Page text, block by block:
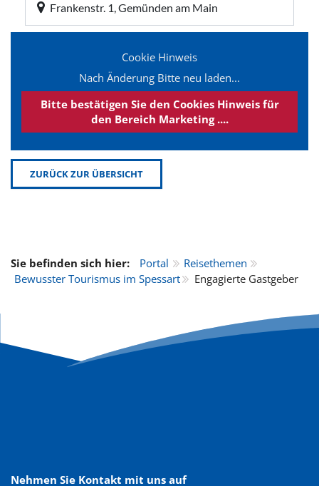
Cookie Hinweis
Nach Änderung Bitte neu laden...
Bitte bestätigen Sie den Cookies Hinweis für
den Bereich Marketing ....
ZURÜCK ZUR ÜBERSICHT
Sie befinden sich hier: Portal
Reisethemen
Bewusster Tourismus im Spessart
Engagierte Gastgeber
Nehmen Sie Kontakt mit uns auf